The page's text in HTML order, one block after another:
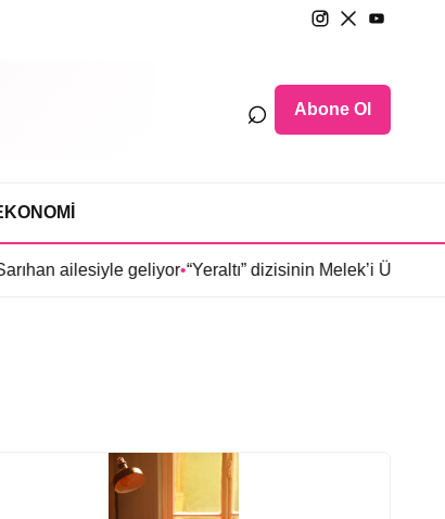
⌕ Abone Ol
ailesiyle geliyor•“Yeraltı” dizisinin Melek’i Ülkü Hilal